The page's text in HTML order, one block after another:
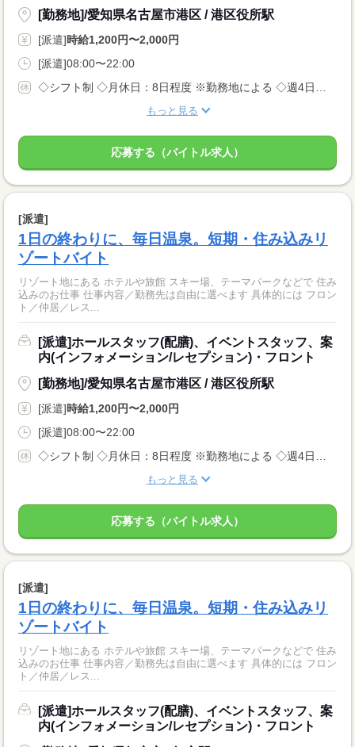
[勤務地]/愛知県名古屋市港区 / 港区役所駅
[派遣]時給1,200円〜2,000円
[派遣]08:00〜22:00
もっと見る
応募する（バイトル求人）
[派遣]
1日の終わりに、毎日温泉。短期・住み込みリ
ゾートバイト
リゾート地にある ホテルや旅館 スキー場、テーマパークなどで 住み
込みのお仕事 仕事内容／勤務先は自由に選べます 具体的には フロン
ト／仲居／レス...
[派遣]ホールスタッフ(配膳)、イベントスタッフ、案
内(インフォメーション/レセプション)・フロント
[勤務地]/愛知県名古屋市港区 / 港区役所駅
[派遣]時給1,200円〜2,000円
[派遣]08:00〜22:00
もっと見る
応募する（バイトル求人）
[派遣]
1日の終わりに、毎日温泉。短期・住み込みリ
ゾートバイト
リゾート地にある ホテルや旅館 スキー場、テーマパークなどで 住み
込みのお仕事 仕事内容／勤務先は自由に選べます 具体的には フロン
ト／仲居／レス...
[派遣]ホールスタッフ(配膳)、イベントスタッフ、案
内(インフォメーション/レセプション)・フロント